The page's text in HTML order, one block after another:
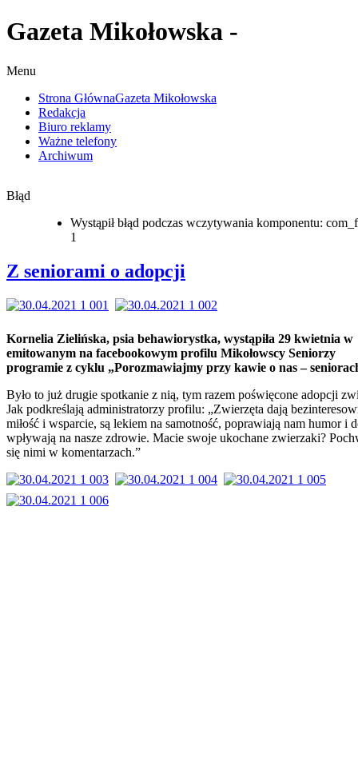
Gazeta Mikołowska -
Menu
Strona GłównaGazeta Mikołowska
Redakcja
Biuro reklamy
Ważne telefony
Archiwum
Błąd
Wystąpił błąd podczas wczytywania komponentu:
1
Z seniorami o adopcji
Kornelia Zielińska, psia behawiorystka, wystąpiła 29 kwietnia w
emitowanym na facebookowym profilu Mikołowscy Seniorzy
programie z cyklu „Porozmawiajmy przy kawie o nas –
Było to już drugie spotkanie z nią, tym razem poświęcone adopcji
Jak podkreślają administratorzy profilu: „Zwierzęta dają
miłość i wsparcie, są lekiem na samotność, poprawiają nam humor i
wpływają na nasze zdrowie. Macie swoje ukochane zwierzaki?
się nimi w komentarzach.”